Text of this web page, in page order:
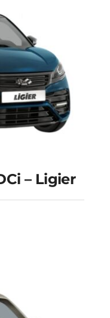
DCi –
– Ligier